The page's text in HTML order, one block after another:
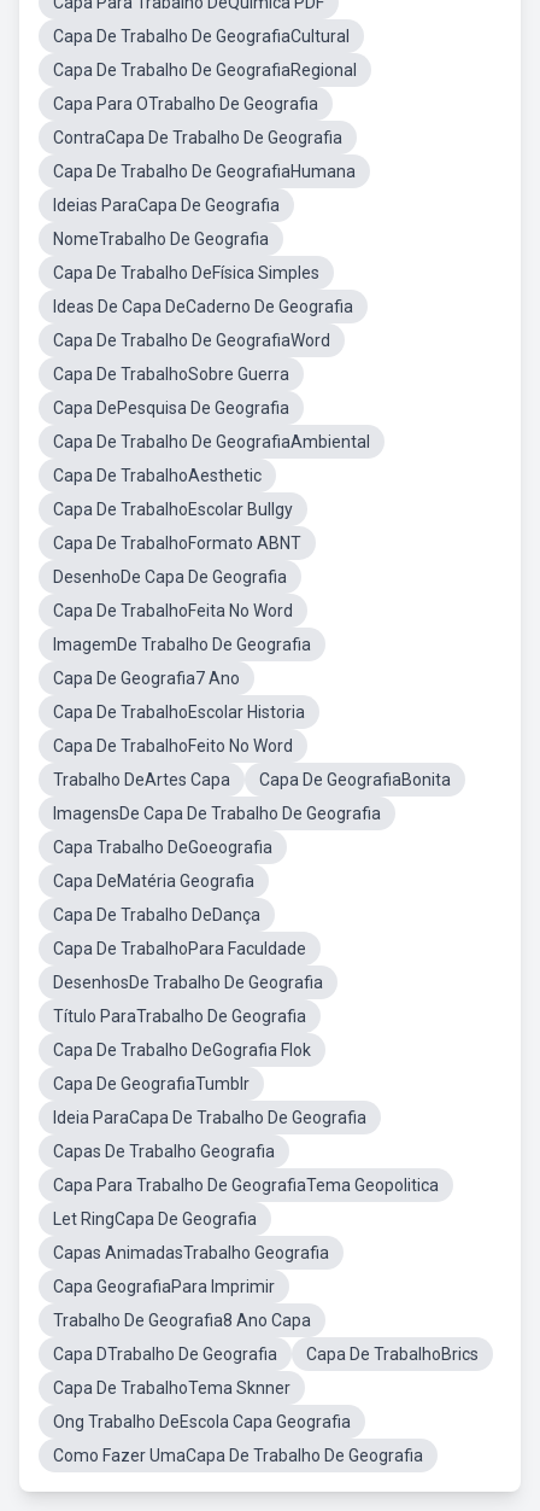
Capa De Trabalho De GeografiaCultural
Capa De Trabalho De GeografiaRegional
Capa Para OTrabalho De Geografia
ContraCapa De Trabalho De Geografia
Capa De Trabalho De GeografiaHumana
Ideias ParaCapa De Geografia
NomeTrabalho De Geografia
Capa De Trabalho DeFísica Simples
Ideas De Capa DeCaderno De Geografia
Capa De Trabalho De GeografiaWord
Capa De TrabalhoSobre Guerra
Capa DePesquisa De Geografia
Capa De Trabalho De GeografiaAmbiental
Capa De TrabalhoAesthetic
Capa De TrabalhoEscolar Bullgy
Capa De TrabalhoFormato ABNT
DesenhoDe Capa De Geografia
Capa De TrabalhoFeita No Word
ImagemDe Trabalho De Geografia
Capa De Geografia7 Ano
Capa De TrabalhoEscolar Historia
Capa De TrabalhoFeito No Word
Trabalho DeArtes Capa
Capa De GeografiaBonita
ImagensDe Capa De Trabalho De Geografia
Capa Trabalho DeGoeografia
Capa DeMatéria Geografia
Capa De Trabalho DeDança
Capa De TrabalhoPara Faculdade
DesenhosDe Trabalho De Geografia
Título ParaTrabalho De Geografia
Capa De Trabalho DeGografia Flok
Capa De GeografiaTumblr
Ideia ParaCapa De Trabalho De Geografia
Capas De Trabalho Geografia
Capa Para Trabalho De GeografiaTema Geopolitica
Let RingCapa De Geografia
Capas AnimadasTrabalho Geografia
Capa GeografiaPara Imprimir
Trabalho De Geografia8 Ano Capa
Capa DTrabalho De Geografia
Capa De TrabalhoBrics
Capa De TrabalhoTema Sknner
Ong Trabalho DeEscola Capa Geografia
Como Fazer UmaCapa De Trabalho De Geografia